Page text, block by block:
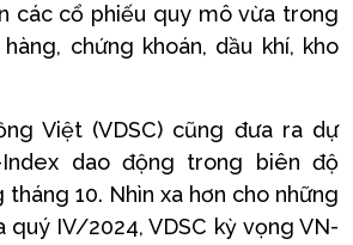
các cổ phiếu quy mô vừa trong
chứng khoán, dầu khí, kho
Việt (VDSC) cũng đưa ra dự
dao động trong biên độ
tháng 10. Nhìn xa hơn cho những
quý IV/2024, VDSC kỳ vọng VN-